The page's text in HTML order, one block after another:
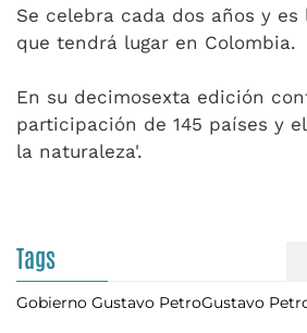
Se celebra cada dos años y
que tendrá lugar en Colombia.
En su decimosexta edición
participación de 145 países y
la naturaleza'.
Tags
Gobierno Gustavo PetroGustavo